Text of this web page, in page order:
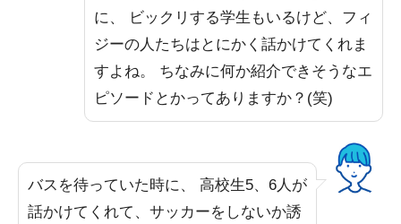
に、 ビックリする学生もいるけど、フィ
ジーの人たちはとにかく話かけてくれま
すよね。 ちなみに何か紹介できそうなエ
ピソードとかってありますか？(笑)
バスを待っていた時に、 高校生5、6人が
話かけてくれて、サッカーをしないか誘